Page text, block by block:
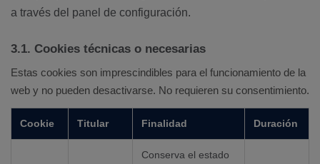
a través del panel de configuración.
3.1. Cookies técnicas o necesarias
Estas cookies son imprescindibles para el funcionamiento de la
web y no pueden desactivarse. No requieren su consentimiento.
Cookie Titular Finalidad Duración
Conserva el estado